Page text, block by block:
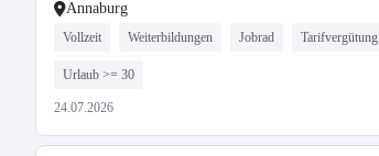
Annaburg
Vollzeit Weiterbildungen Jobrad Tarifvergütung
Urlaub >= 30
24.07.2026